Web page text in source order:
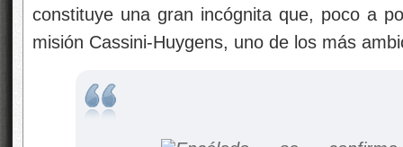
constituye una gran incógnita que, poco a
misión Cassini-Huygens, uno de los más